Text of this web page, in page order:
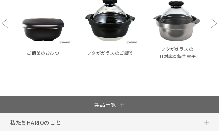
Previous
ご飯釜のおひつ フタがガラスのご飯釜
フタがガラスの
IH対応ご飯釜雪平
製品一覧
私たちHARIOのこと